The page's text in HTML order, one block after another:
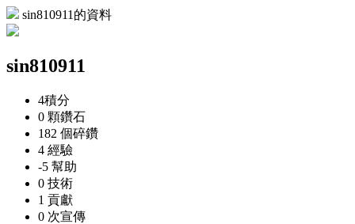
sin810911的資料
sin810911
4積分
0 顆鑽石
182 個碎鑽
4 經驗
-5 幫助
0 技術
1 貢獻
0 次宣傳